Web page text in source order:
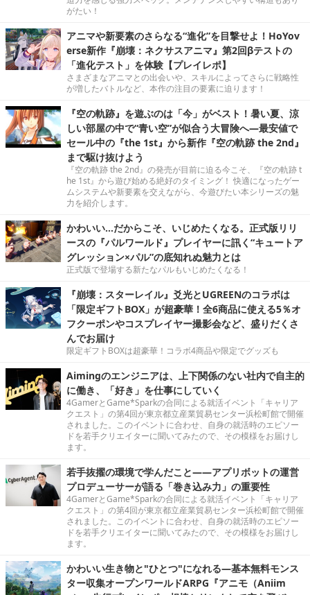
がたい！
アニマや新要素のさらなる“進化”を目撃せよ！HoYov
erse新作『崩壊：ネクサスアニマ』第2回βテストの
「進化テスト」を体験【プレイレポ】
さまざまなアニマとの出会いや、スキルによってさらに戦略性
が増したバトルなど、本作の注目の要素に迫ります！
『空の軌跡』を遊ぶのは「今」がベスト！暑い夏、涼
しい部屋の中で“青い空”が似合う大冒険へ―最安値で
セール中の『the 1st』から新作『空の軌跡 the 2nd』
まで駆け抜けよう
『空の軌跡 the 2nd』の発売が目前に迫る今こそ、『空の軌跡 t
he 1st』から遊び始める絶好のタイミング！ 快適になったゲー
ムシステムや新要素を交えながら、今遊びたい本シリーズの魅
力を紹介します。
かわいい…だからこそ、いじめたくなる。正式版リリ
ースの『パルワールド』プレイヤーに訊く“キュートア
グレッション×パル”の底知れぬ魅力とは
正式版で登場する新たなパルもいじめたくなる！
『崩壊：スターレイル』爻光とUGREENのコラボは
「限定ギフトBOX」が超豪華！全6商品に使える5％オ
フクーポンやコスプレイヤー撮影会など、盛りだくさ
んでお届け
限定ギフトBOXは超豪華！コラボ4商品や限定でグッズも
Aimingのエンジニアは、上下関係のない社内で自主的
に働き、「好き」を仕事にしていく
4GamerとGame*Sparkの合同による就活イベント「キャリア
クエスト」の第4回が東京都立産業貿易センター浜松町館で開催
されました。このイベントに合わせ、自身の就活時のエピソー
ドを若手クリエイターに聞いてみたので、その模様をお届けし
ます。
若手抜擢の環境で学んだこと――アプリボットの運営
プロデューサーが語る「巻き込み力」の重要性
4GamerとGame*Sparkの合同による就活イベント「キャリア
クエスト」の第4回が東京都立産業貿易センター浜松町館で開催
されました。このイベントに合わせ、自身の就活時のエピソー
ドを若手クリエイターに聞いてみたので、その模様をお届けし
ます。
かわいい生き物と"ひとつ"になれる―基本無料モンス
ター収集オープンワールドARPG『アニモ（Aniim